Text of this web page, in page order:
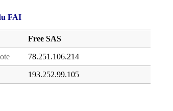
FAI
Free SAS
78.251.106.214
193.252.99.105